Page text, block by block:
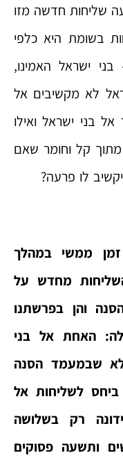
שליחות חדשה מזו
בשומת היא כלפי
ישראל האמינו,
לא מקשיבים אל
בני ישראל ואילו
קל וחומר שאם
לו פרעה?
זמן ממשי במהלך
מחדש על
והן בפרשתנו
האחת אל בני
שבמעמד הסנה
לשליחות אל
רק בשלושה
ותשעה פסוקים